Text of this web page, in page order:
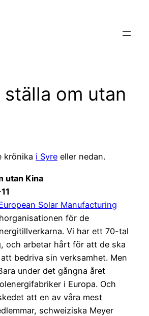
ställa om utan
krönika i Syre eller nedan.
utan Kina
Solar Manufacturing
för de
Vi har ett 70-tal
och arbetar hårt för att de ska
bedriva sin verksamhet. Men
under det gångna året
i Europa. Och
att en av våra mest
schweiziska Meyer